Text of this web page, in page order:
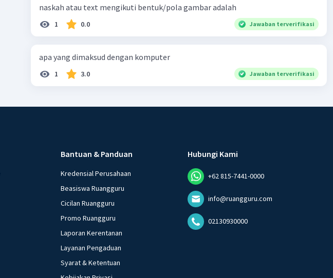
naskah atau text mengikuti bentuk/pola gambar adalah
1 0.0 Jawaban terverifikasi
apa yang dimaksud dengan komputer
1 3.0 Jawaban terverifikasi
Bantuan & Panduan
Kredensial Perusahaan
Beasiswa Ruangguru
Cicilan Ruangguru
Promo Ruangguru
Laporan Kerentanan
Layanan Pengaduan
Syarat & Ketentuan
Hubungi Kami
+62 815-7441-0000
info@ruangguru.com
02130930000